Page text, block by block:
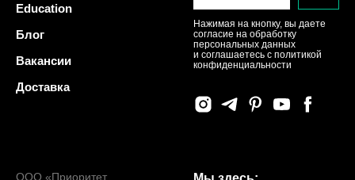
Education
Блог
Вакансии
Доставка
Нажимая на кнопку, вы даете
согласие на обработку
персональных данных
и соглашаетесь c политикой
конфиденциальности
ООО «Приоритет